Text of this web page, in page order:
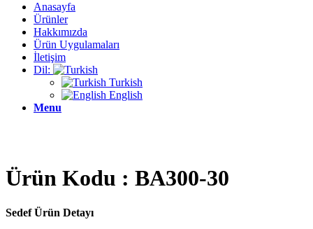
Anasayfa
Ürünler
Hakkımızda
Ürün Uygulamaları
İletişim
Dil:
Turkish
English
Menu
Ürün Kodu : BA300-30
Sedef Ürün Detayı